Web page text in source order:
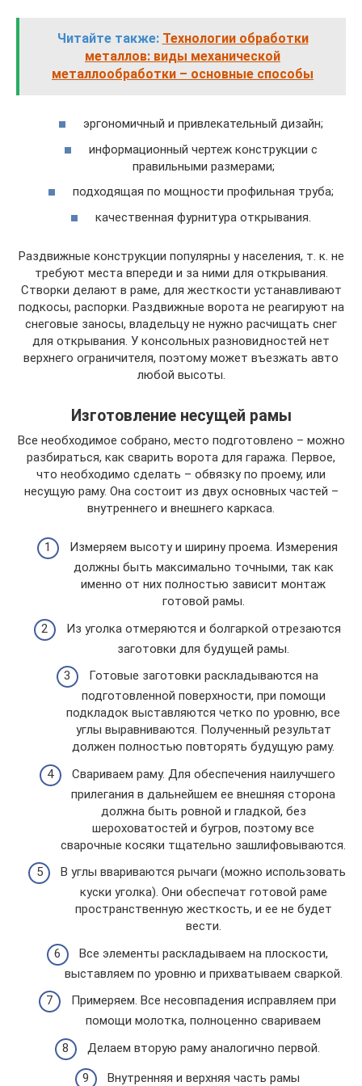
Читайте также: Технологии обработки
металлов: виды механической
металлообработки – основные способы
эргономичный и привлекательный дизайн;
информационный чертеж конструкции с
правильными размерами;
подходящая по мощности профильная труба;
качественная фурнитура открывания.
Раздвижные конструкции популярны у населения, т. к. не
требуют места впереди и за ними для открывания.
Створки делают в раме, для жесткости устанавливают
подкосы, распорки. Раздвижные ворота не реагируют на
снеговые заносы, владельцу не нужно расчищать снег
для открывания. У консольных разновидностей нет
верхнего ограничителя, поэтому может въезжать авто
любой высоты.
Изготовление несущей рамы
Все необходимое собрано, место подготовлено – можно
разбираться, как сварить ворота для гаража. Первое,
что необходимо сделать – обвязку по проему, или
несущую раму. Она состоит из двух основных частей –
внутреннего и внешнего каркаса.
Измеряем высоту и ширину проема. Измерения
должны быть максимально точными, так как
именно от них полностью зависит монтаж
готовой рамы.
Из уголка отмеряются и болгаркой отрезаются
заготовки для будущей рамы.
Готовые заготовки раскладываются на
подготовленной поверхности, при помощи
подкладок выставляются четко по уровню, все
углы выравниваются. Полученный результат
должен полностью повторять будущую раму.
Свариваем раму. Для обеспечения наилучшего
прилегания в дальнейшем ее внешняя сторона
должна быть ровной и гладкой, без
шероховатостей и бугров, поэтому все
сварочные косяки тщательно зашлифовываются.
В углы ввариваются рычаги (можно использовать
куски уголка). Они обеспечат готовой раме
пространственную жесткость, и ее не будет
вести.
Все элементы раскладываем на плоскости,
выставляем по уровню и прихватываем сваркой.
Примеряем. Все несовпадения исправляем при
помощи молотка, полноценно свариваем
Делаем вторую раму аналогично первой.
Внутренняя и верхняя часть рамы